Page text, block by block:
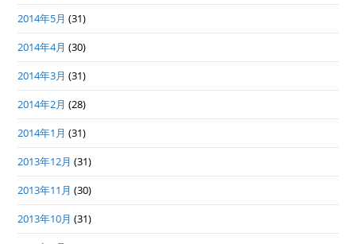
2014年5月 (31)
2014年4月 (30)
2014年3月 (31)
2014年2月 (28)
2014年1月 (31)
2013年12月 (31)
2013年11月 (30)
2013年10月 (31)